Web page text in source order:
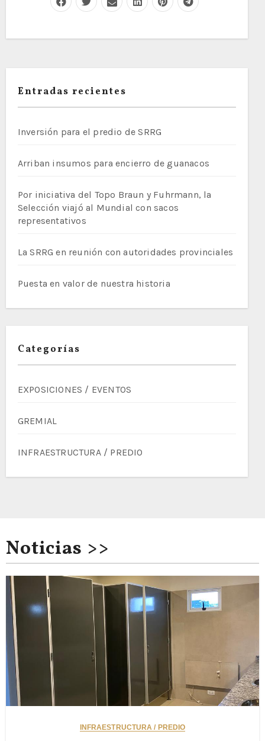
Entradas recientes
Inversión para el predio de SRRG
Arriban insumos para encierro de guanacos
Por iniciativa del Topo Braun y Fuhrmann, la
Selección viajó al Mundial con sacos
representativos
La SRRG en reunión con autoridades provinciales
Puesta en valor de nuestra historia
Categorías
EXPOSICIONES / EVENTOS
GREMIAL
INFRAESTRUCTURA / PREDIO
Noticias >>
INFRAESTRUCTURA / PREDIO